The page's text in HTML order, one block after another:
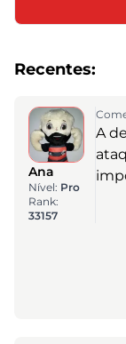
Recentes:
Ana
Nível: Pro
Rank:
33157
A